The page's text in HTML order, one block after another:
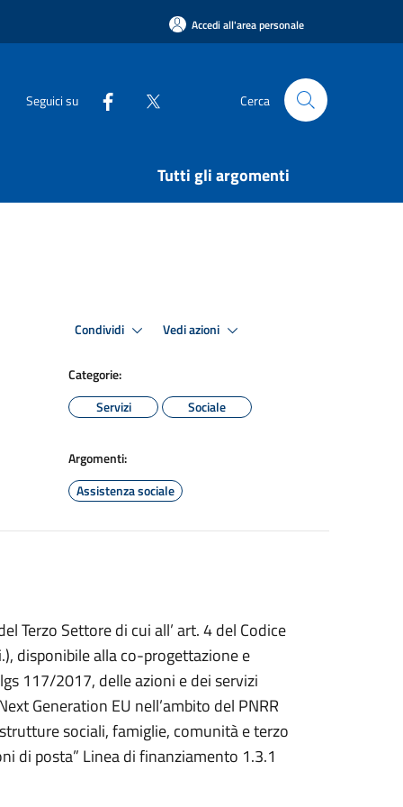
Accedi all'area personale
Seguici su Cerca
Tutti gli argomenti
Condividi Vedi azioni
Categorie:
Servizi
Sociale
Argomenti:
Assistenza sociale
Terzo Settore di cui all’ art. 4 del Codice
disponibile alla co-progettazione e
117/2017, delle azioni e dei servizi
Generation EU nell’ambito del PNRR
sociali, famiglie, comunità e terzo
di posta” Linea di finanziamento 1.3.1